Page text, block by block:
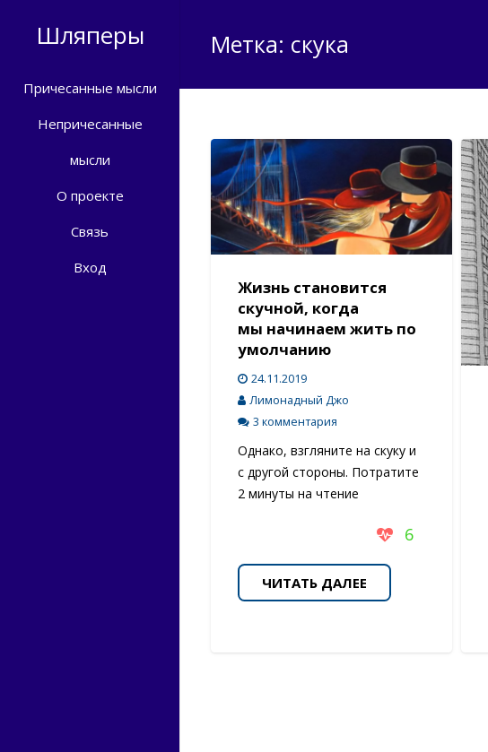
Шляперы
Причесанные мысли
Непричесанные
мысли
О проекте
Связь
Вход
Метка: скука
Жизнь становится
скучной, когда
мы начинаем жить по
умолчанию
24.11.2019
Лимонадный Джо
3 комментария
Однако, взгляните на скуку и
с другой стороны. Потратите
2 минуты на чтение
6
ЧИТАТЬ ДАЛЕЕ